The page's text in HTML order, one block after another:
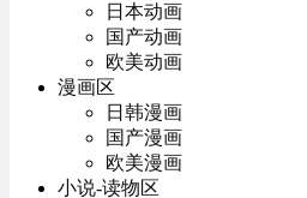
日本动画
国产动画
欧美动画
漫画区
日韩漫画
国产漫画
欧美漫画
小说-读物区